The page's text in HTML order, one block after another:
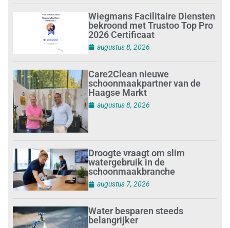
Wiegmans Facilitaire Diensten
bekroond met Trustoo Top Pro
2026 Certificaat
augustus 8, 2026
Care2Clean nieuwe
schoonmaakpartner van de
Haagse Markt
augustus 8, 2026
Droogte vraagt om slim
watergebruik in de
schoonmaakbranche
augustus 7, 2026
Water besparen steeds
belangrijker